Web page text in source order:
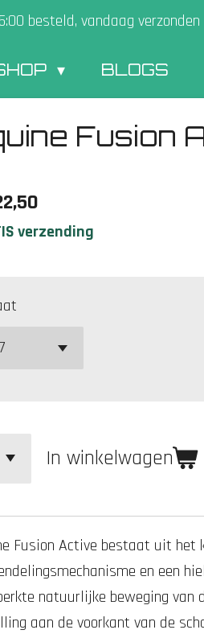
besteld, vandaag
BLOGS
Fusion
verzending
In winkelwagen
Fusion Active bestaat uit het
en een
natuurlijke beweging van
aan de voorkant van de